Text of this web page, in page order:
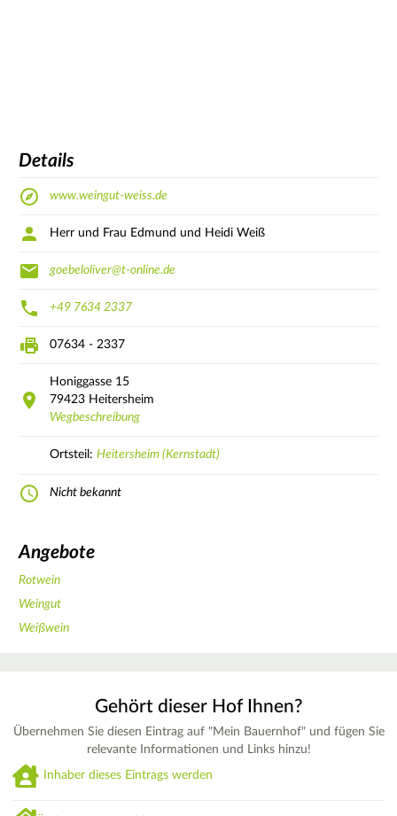
Details
www.weingut-weiss.de
Herr und Frau Edmund und Heidi Weiß
goebeloliver@t-online.de
+49 7634 2337
07634 - 2337
Honiggasse 15
79423 Heitersheim
Wegbeschreibung
Ortsteil: Heitersheim (Kernstadt)
Nicht bekannt
Angebote
Rotwein
Weingut
Weißwein
Gehört dieser Hof Ihnen?
Übernehmen Sie diesen Eintrag auf "Mein Bauernhof" und fügen Sie
relevante Informationen und Links hinzu!
Inhaber dieses Eintrags werden